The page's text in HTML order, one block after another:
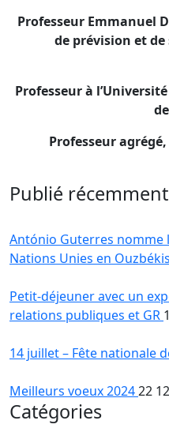
Publié récemment
António Guterres nomme
Nations Unies en
Petit-déjeuner avec un
relations publiques et GR
14 juillet – Fête nationale
Meilleurs voeux 202422
Catégories
Professeur Emmanuel
de prévision et
Professeur à
Professeur